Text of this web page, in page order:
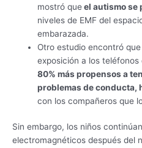
mostró queel autismo se
niveles de EMF del
embarazada.
Otro estudio encontró
exposición a los
80% más propensos a
problemas de conducta,
con los compañeros que
Sin embargo, los niños
electromagnéticos después del